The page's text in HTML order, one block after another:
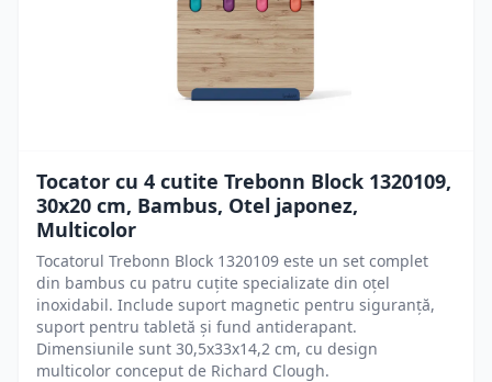
Tocator cu 4 cutite Trebonn Block 1320109,
30x20 cm, Bambus, Otel japonez,
Multicolor
Tocatorul Trebonn Block 1320109 este un set complet
din bambus cu patru cuțite specializate din oțel
inoxidabil. Include suport magnetic pentru siguranță,
suport pentru tabletă și fund antiderapant.
Dimensiunile sunt 30,5x33x14,2 cm, cu design
multicolor conceput de Richard Clough.